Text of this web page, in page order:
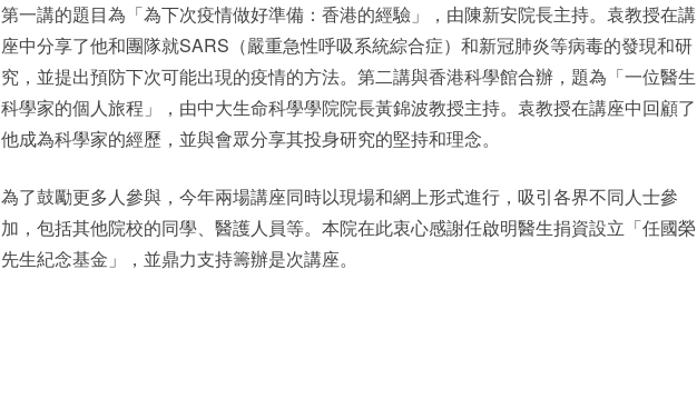
第一講的題目為「為下次疫情做好準備：香港的經驗」，由陳新安院長主持。袁教授在講
座中分享了他和團隊就SARS（嚴重急性呼吸系統綜合症）和新冠肺炎等病毒的發現和研
究，並提出預防下次可能出現的疫情的方法。第二講與香港科學館合辦，題為「一位醫生
科學家的個人旅程」，由中大生命科學學院院長黃錦波教授主持。袁教授在講座中回顧了
他成為科學家的經歷，並與會眾分享其投身研究的堅持和理念。
為了鼓勵更多人參與，今年兩場講座同時以現場和網上形式進行，吸引各界不同人士參
加，包括其他院校的同學、醫護人員等。本院在此衷心感謝任啟明醫生捐資設立「任國榮
先生紀念基金」，並鼎力支持籌辦是次講座。